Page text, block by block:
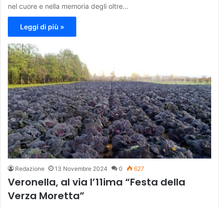
nel cuore e nella memoria degli oltre…
Leggi di più »
Redazione 13 Novembre 2024 0 627
Veronella, al via l’11ima “Festa della
Verza Moretta”